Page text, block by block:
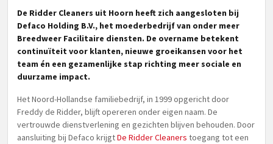
De Ridder Cleaners uit Hoorn heeft zich aangesloten bij
Defaco Holding B.V., het moederbedrijf van onder meer
Breedweer Facilitaire diensten. De overname betekent
continuïteit voor klanten, nieuwe groeikansen voor het
team én een gezamenlijke stap richting meer sociale en
duurzame impact.
Het Noord-Hollandse familiebedrijf, in 1999 opgericht door
Freddy de Ridder, blijft opereren onder eigen naam. De
vertrouwde dienstverlening en gezichten blijven behouden. Door
aansluiting bij Defaco krijgtDe Ridder Cleaners toegang tot een